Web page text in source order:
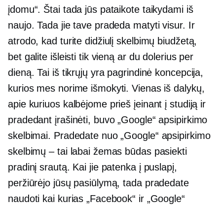
įdomu“. Štai tada jūs pataikote taikydami iš
naujo. Tada jie tave pradeda matyti visur. Ir
atrodo, kad turite didžiulį skelbimų biudžetą,
bet galite išleisti tik vieną ar du dolerius per
dieną. Tai iš tikrųjų yra pagrindinė koncepcija,
kurios mes norime išmokyti. Vienas iš dalykų,
apie kuriuos kalbėjome prieš įeinant į studiją ir
pradedant įrašinėti, buvo „Google“ apsipirkimo
skelbimai. Pradedate nuo „Google“ apsipirkimo
skelbimų – tai labai žemas būdas pasiekti
pradinį srautą. Kai jie patenka į puslapį,
peržiūrėjo jūsų pasiūlymą, tada pradedate
naudoti kai kurias „Facebook“ ir „Google“